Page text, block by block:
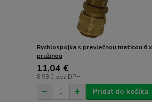
Rychlospojka s prevlečnou maticou 6
pružinou
11,04 €
8,98 € bez DPH
Pridať do košíka